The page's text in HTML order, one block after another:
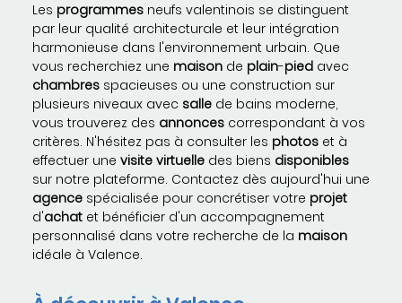
Les programmes neufs valentinois se distinguent
par leur qualité architecturale et leur intégration
harmonieuse dans l'environnement urbain. Que
vous recherchiez une maison de plain-pied avec
chambres spacieuses ou une construction sur
plusieurs niveaux avec salle de bains moderne,
vous trouverez des annonces correspondant à vos
critères. N'hésitez pas à consulter les photos et à
effectuer une visite virtuelle des biens disponibles
sur notre plateforme. Contactez dès aujourd'hui une
agence spécialisée pour concrétiser votre projet
d'achat et bénéficier d'un accompagnement
personnalisé dans votre recherche de la maison
idéale à Valence.